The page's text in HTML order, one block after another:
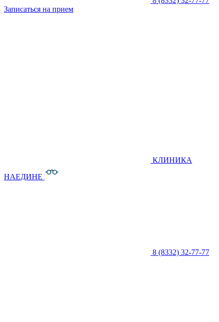
Записаться на прием
КЛИНИКА
НАЕДИНЕ
8 (8332) 32-77-77